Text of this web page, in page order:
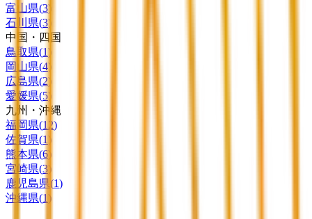
富山県(3)
石川県(3)
中国・四国
鳥取県(1)
岡山県(4)
広島県(2)
愛媛県(5)
九州・沖縄
福岡県(12)
佐賀県(1 )
熊本県(6 )
宮崎県(3 )
鹿児島県(1)
沖縄県(1 )